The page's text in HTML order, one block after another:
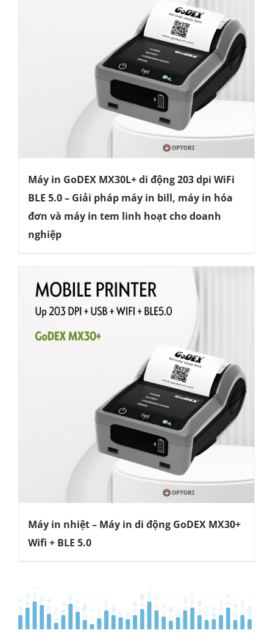
Máy in GoDEX MX30L+ di động 203 dpi WiFi
BLE 5.0 – Giải pháp máy in bill, máy in hóa
đơn và máy in tem linh hoạt cho doanh
nghiệp
Máy in nhiệt – Máy in di động GoDEX MX30+
Wifi + BLE 5.0